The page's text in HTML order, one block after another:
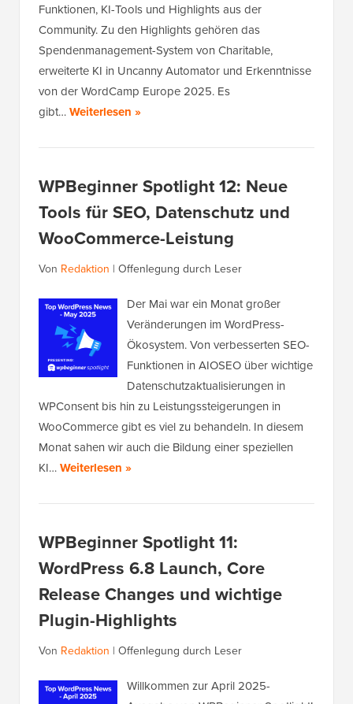
Funktionen, KI-Tools und Highlights aus der
Community. Zu den Highlights gehören das
Spendenmanagement-System von Charitable,
erweiterte KI in Uncanny Automator und Erkenntnisse
von der WordCamp Europe 2025. Es
gibt…Weiterlesen »
WPBeginner Spotlight 12: Neue
Tools für SEO, Datenschutz und
WooCommerce-Leistung
Von Redaktion | Offenlegung durch Leser
Der Mai war ein Monat großer
Veränderungen im WordPress-
Ökosystem. Von verbesserten SEO-
Funktionen in AIOSEO über wichtige
Datenschutzaktualisierungen in
WPConsent bis hin zu Leistungssteigerungen in
WooCommerce gibt es viel zu behandeln. In diesem
Monat sahen wir auch die Bildung einer speziellen
KI…Weiterlesen »
WPBeginner Spotlight 11:
WordPress 6.8 Launch, Core
Release Changes und wichtige
Plugin-Highlights
Von Redaktion | Offenlegung durch Leser
Willkommen zur April 2025-